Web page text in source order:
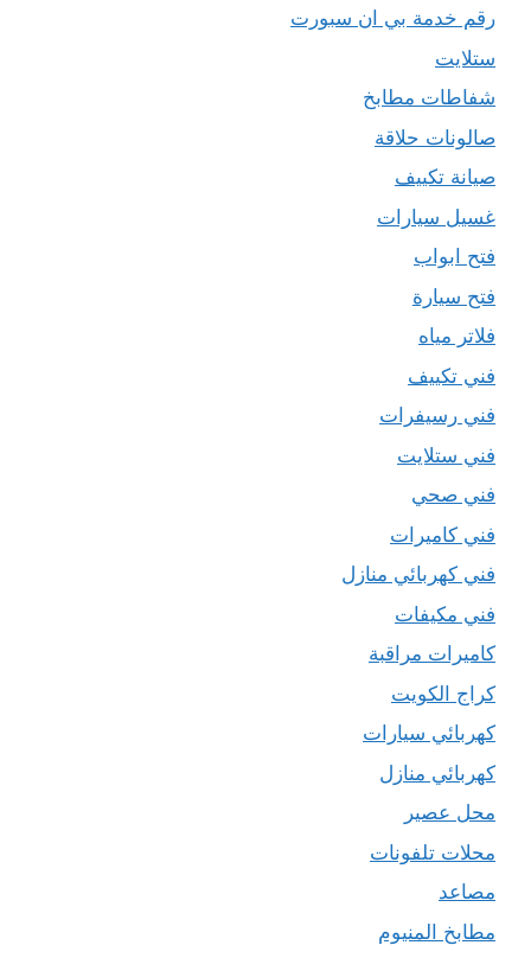
رقم خدمة بي ان سبورت
ستلايت
شفاطات مطابخ
صالونات حلاقة
صيانة تكييف
غسيل سيارات
فتح ابواب
فتح سيارة
فلاتر مياه
فني تكييف
فني رسيفرات
فني ستلايت
فني صحي
فني كاميرات
فني كهربائي منازل
فني مكيفات
كاميرات مراقبة
كراج الكويت
كهربائي سيارات
كهربائي منازل
محل عصير
محلات تلفونات
مصاعد
مطابخ المنيوم